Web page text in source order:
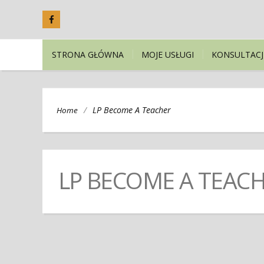
STRONA GŁÓWNA MOJE USŁUGI
Home / LP Become A Teacher
LP BECOME A